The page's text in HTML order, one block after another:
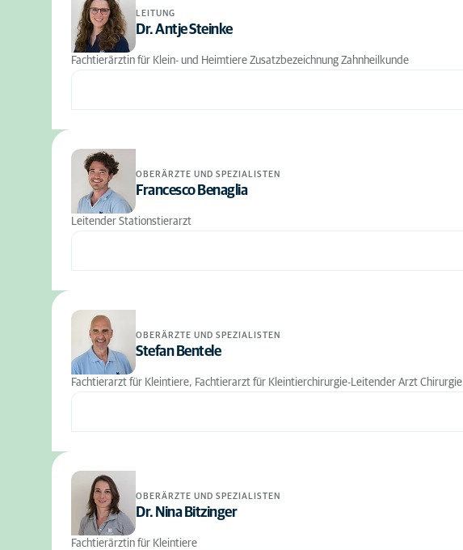
LEITUNG
Dr. Antje Steinke
Fachtierärztin für Klein- und Heimtiere Zusatzbezeichnung Zahnheilkunde
OBERÄRZTE UND SPEZIALISTEN
Francesco Benaglia
Leitender Stationstierarzt
OBERÄRZTE UND SPEZIALISTEN
Stefan Bentele
Fachtierarzt für Kleintiere, Fachtierarzt für Kleintierchirurgie-Leitender Arzt Chirurgie
OBERÄRZTE UND SPEZIALISTEN
Dr. Nina Bitzinger
Fachtierärztin für Kleintiere